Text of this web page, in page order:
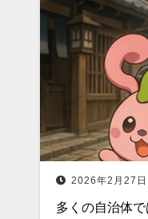
2026年2月27日
多くの自治体